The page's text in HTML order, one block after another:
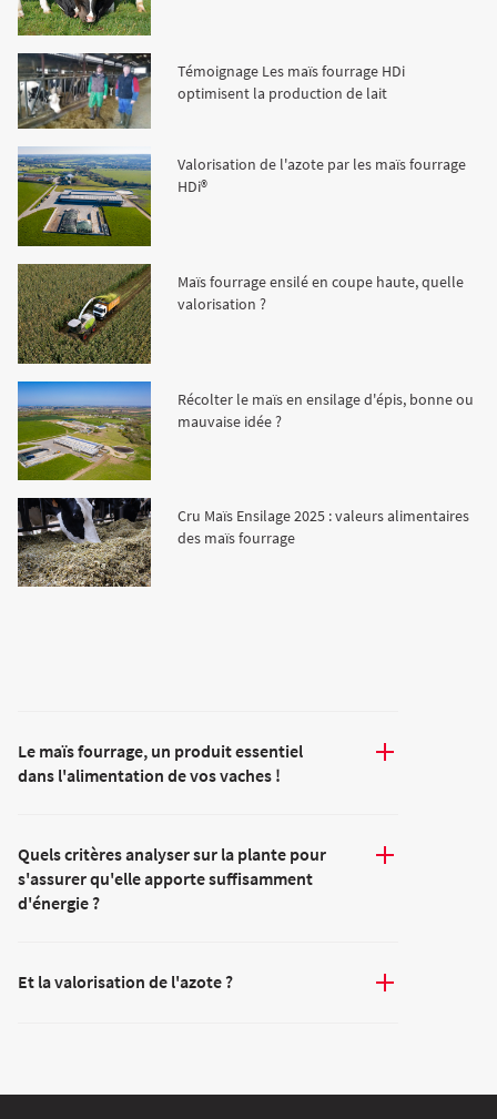
Témoignage Les maïs fourrage HDi
optimisent la production de lait
Valorisation de l'azote par les maïs fourrage
HDi®
Maïs fourrage ensilé en coupe haute, quelle
valorisation ?
Récolter le maïs en ensilage d'épis, bonne ou
mauvaise idée ?
Cru Maïs Ensilage 2025 : valeurs alimentaires
des maïs fourrage
Le maïs fourrage, un produit essentiel
dans l'alimentation de vos vaches !
Quels critères analyser sur la plante pour
s'assurer qu'elle apporte suffisamment
d'énergie ?
Et la valorisation de l'azote ?